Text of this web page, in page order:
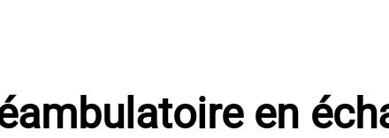
en